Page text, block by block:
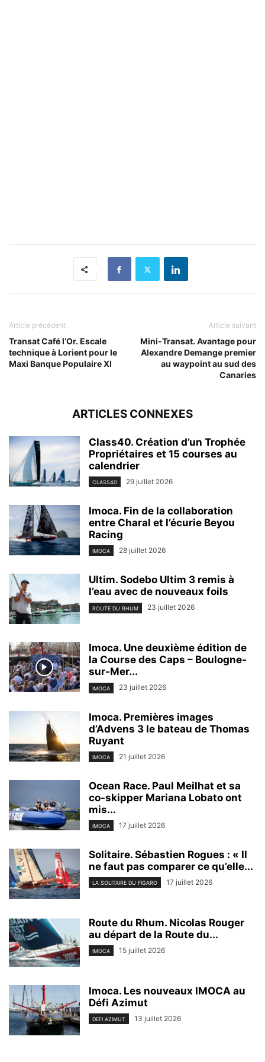
Article précédent
Transat Café l’Or. Escale
technique à Lorient pour le
Maxi Banque Populaire XI
Article suivant
Mini-Transat. Avantage pour
Alexandre Demange premier
au waypoint au sud des
Canaries
ARTICLES CONNEXES
Class40. Création d’un Trophée
Propriétaires et 15 courses au
calendrier
CLASS40 29 juillet 2026
Imoca. Fin de la collaboration
entre Charal et l’écurie Beyou
Racing
IMOCA 28 juillet 2026
Ultim. Sodebo Ultim 3 remis à
l’eau avec de nouveaux foils
ROUTE DU RHUM 23 juillet 2026
Imoca. Une deuxième édition de
la Course des Caps – Boulogne-
sur-Mer...
IMOCA 23 juillet 2026
Imoca. Premières images
d’Advens 3 le bateau de Thomas
Ruyant
IMOCA 21 juillet 2026
Ocean Race. Paul Meilhat et sa
co-skipper Mariana Lobato ont
mis...
IMOCA 17 juillet 2026
Solitaire. Sébastien Rogues : « Il
ne faut pas comparer ce qu’elle...
LA SOLITAIRE DU FIGARO 17 juillet 2026
Route du Rhum. Nicolas Rouger
au départ de la Route du...
IMOCA 15 juillet 2026
Imoca. Les nouveaux IMOCA au
Défi Azimut
DEFI AZIMUT 13 juillet 2026